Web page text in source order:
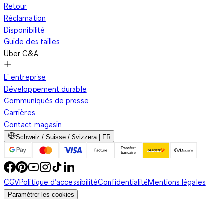
Retour
Réclamation
Disponibilité
Guide des tailles
Über C&A
L' entreprise
Développement durable
Communiqués de presse
Carrières
Contact magasin
Schweiz / Suisse / Svizzera | FR
CGVPolitique d’accessibilitéConfidentialitéMentions légales
Paramétrer les cookies